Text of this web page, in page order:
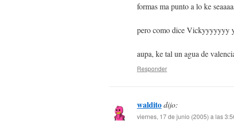
formas ma punto a lo ke
pero como dice Vickyyyyyyy
aupa, ke tal un agua de
Responder
walditodijo:
viernes, 17 de junio (2005) a las